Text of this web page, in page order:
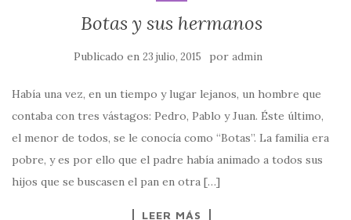
Botas y sus hermanos
Publicado en 23 julio, 2015 por admin
Había una vez, en un tiempo y lugar lejanos, un hombre que
contaba con tres vástagos: Pedro, Pablo y Juan. Éste último,
el menor de todos, se le conocía como “Botas”. La familia era
pobre, y es por ello que el padre había animado a todos sus
hijos que se buscasen el pan en otra […]
LEER MÁS